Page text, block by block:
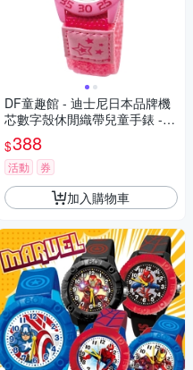
DF童趣館 - 迪士尼日本品牌機
芯數字殼休閒織帶兒童手錶 -
多款可選
$388
活動 券
加入購物車